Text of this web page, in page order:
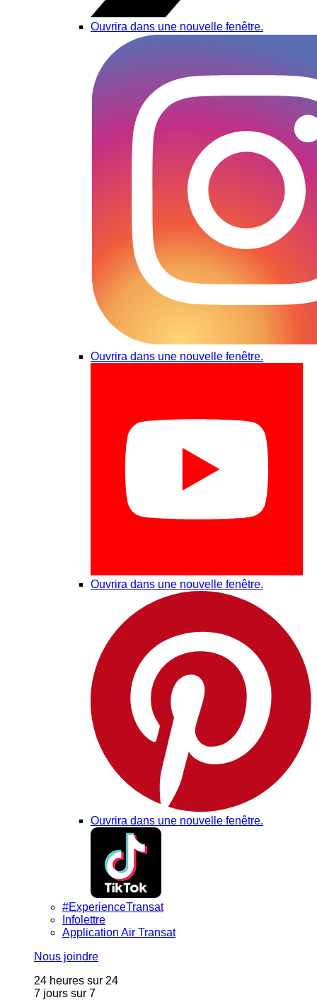
Ouvrira dans une nouvelle fenêtre.
Ouvrira dans une nouvelle fenêtre.
Ouvrira dans une nouvelle fenêtre.
Ouvrira dans une nouvelle fenêtre.
#ExperienceTransat
Infolettre
Application Air Transat
Nous joindre
24 heures sur 24
7 jours sur 7